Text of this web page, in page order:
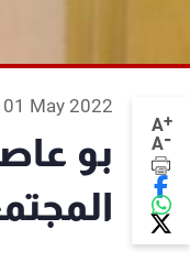
A+
A-
01 May 2022
بو